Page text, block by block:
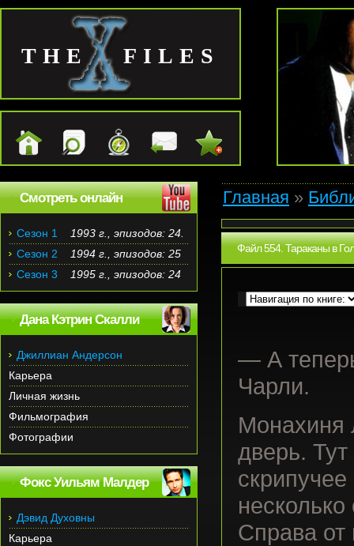
THE FILES
Главная »
Файл 554. Тараканы в
— А
Чарли.
Монахиня
дверь.
Справа
Смотреть онлайн
Сезон 1
1993 г., эпизодов: 24.
Сезон 2
1994 г., эпизодов: 25
Сезон 3
1995 г., эпизодов: 24
Дана Кэтрин Скалли
Джиллиан Андерсон
Карьера
Личная жизнь
Фильмография
Фотографии
Фокс Уильям Малдер
Дэвид Духовны
Карьера